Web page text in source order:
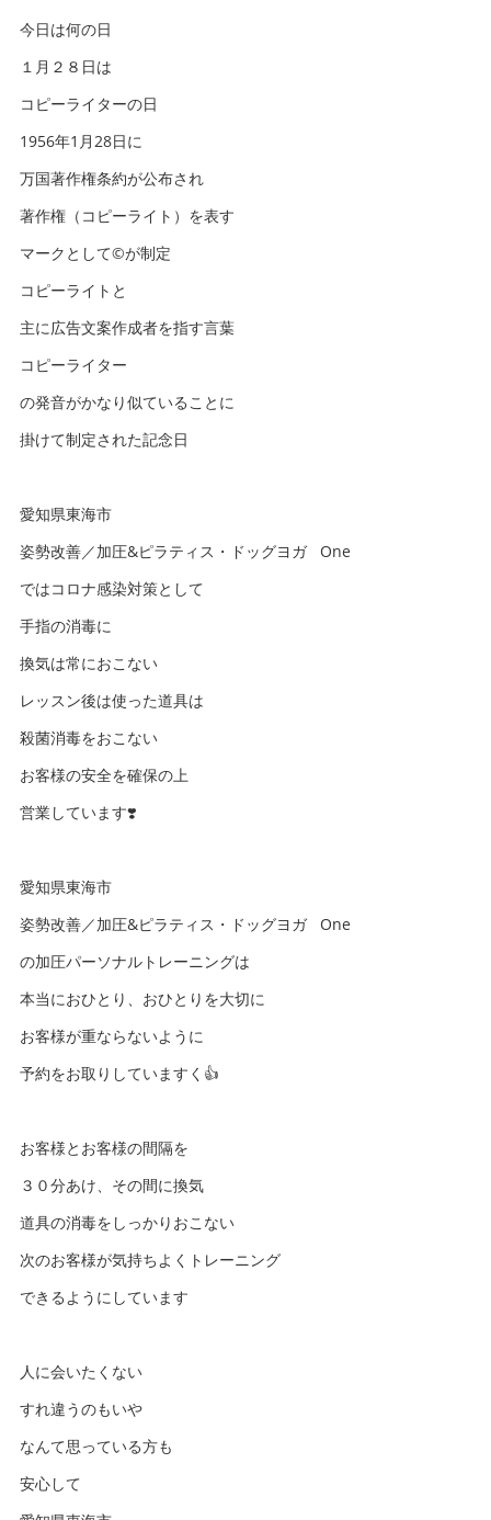
今日は何の日
１月２８日は
コピーライターの日
1956年1月28日に
万国著作権条約が公布され
著作権（コピーライト）を表す
マークとして©️が制定
コピーライトと
主に広告文案作成者を指す言葉
コピーライター
の発音がかなり似ていることに
掛けて制定された記念日
愛知県東海市
姿勢改善／加圧&ピラティス・ドッグヨガ One
ではコロナ感染対策として
手指の消毒に
換気は常におこない
レッスン後は使った道具は
殺菌消毒をおこない
お客様の安全を確保の上
営業しています❣️
愛知県東海市
姿勢改善／加圧&ピラティス・ドッグヨガ One
の加圧パーソナルトレーニングは
本当におひとり、おひとりを大切に
お客様が重ならないように
予約をお取りしていますく👍
お客様とお客様の間隔を
３０分あけ、その間に換気
道具の消毒をしっかりおこない
次のお客様が気持ちよくトレーニング
できるようにしています
人に会いたくない
すれ違うのもいや
なんて思っている方も
安心して